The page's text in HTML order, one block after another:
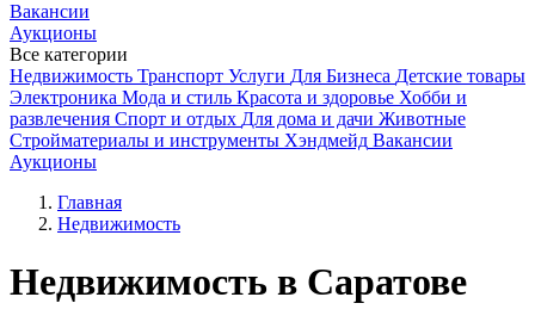
Вакансии
Аукционы
Все категории
Недвижимость Транспорт Услуги Для Бизнеса Детские товары
Электроника Мода и стиль Красота и здоровье Хобби и
развлечения Спорт и отдых Для дома и дачи Животные
Стройматериалы и инструменты Хэндмейд Вакансии
Аукционы
Главная
Недвижимость
Недвижимость в Саратове